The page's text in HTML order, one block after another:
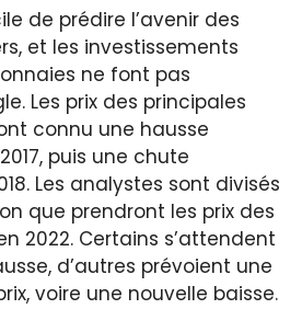
de prédire l’avenir des
et les investissements
ne font pas
Les prix des principales
connu une hausse
puis une chute
Les analystes sont divisés
que prendront les prix des
2022. Certains s’attendent
d’autres prévoient une
voire une nouvelle baisse.